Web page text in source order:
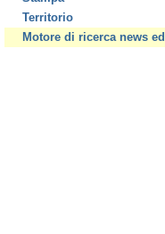
Territorio
Motore di ricerca news